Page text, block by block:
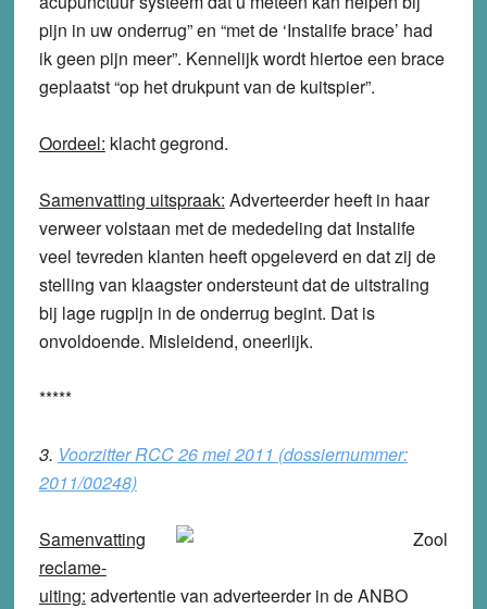
pijn in uw onderrug” en “met de ‘Instalife brace’ had
ik geen pijn meer”. Kennelijk wordt hiertoe een brace
geplaatst “op het drukpunt van de kuitspier”.
Oordeel: klachtgegrond.
Samenvatting uitspraak: Adverteerder heeft in haar
verweer volstaan met de mededeling dat Instalife
veel tevreden klanten heeft opgeleverd en dat zij de
stelling van klaagster ondersteunt dat de uitstraling
bij lage rugpijn in de onderrug begint. Dat is
onvoldoende. Misleidend, oneerlijk.
*****
3. Voorzitter RCC 26 mei 2011 (dossiernummer:
2011/00248)
Samenvatting
reclame-
uiting: advertentie van adverteerder in de ANBO